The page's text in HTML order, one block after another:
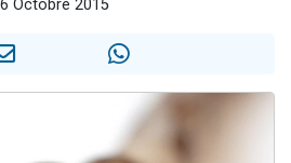
viennent de faire un don pour Sauvez la jambe de Yohan
nouvelles musiques dans Torah-Box Music
Octobre 2015